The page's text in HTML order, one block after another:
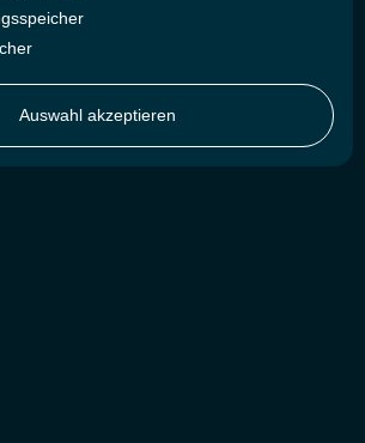
Auswahl akzeptieren
UND
DER